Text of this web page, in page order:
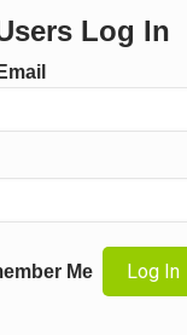
Log In
Me